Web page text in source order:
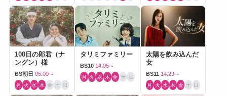
100日の郎君（ナ
ングン）様
BS朝日 05:00～
月 火 水 木 金 土 日
タリミファミリー
BS10 14:05～
月 火 水 木 金 土 日
太陽を飲み込んだ
女
BS11 14:29～
月 火 水 木 金 土 日